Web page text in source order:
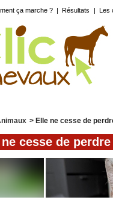
ça marche ? | Résultats | Les
> Elle ne cesse de
cesse de